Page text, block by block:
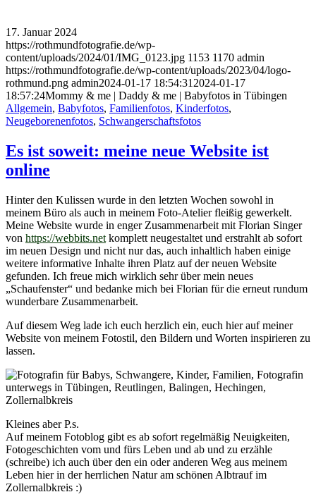
17. Januar 2024
https://rothmundfotografie.de/wp-
content/uploads/2024/01/IMG_0123.jpg 1153 1170 admin
https://rothmundfotografie.de/wp-content/uploads/2023/04/logo-
rothmund.png admin2024-01-17 18:54:31 2024-01-17
18:57:24Mommy & me | Daddy & me | Babyfotos in Tübingen
Allgemein, Babyfotos, Familienfotos, Kinderfotos,
Neugeborenenfotos, Schwangerschaftsfotos
Es ist soweit: meine neue Website ist
online
Hinter den Kulissen wurde in den letzten Wochen sowohl in
meinem Büro als auch in meinem Foto-Atelier fleißig gewerkelt.
Meine Website wurde in enger Zusammenarbeit mit Florian Singer
von https://webbits.net komplett neugestaltet und erstrahlt ab sofort
im neuen Design und nicht nur das, auch inhaltlich haben einige
weitere informative Inhalte ihren Platz auf der neuen Website
gefunden. Ich freue mich wirklich sehr über mein neues
„Schaufenster“ und bedanke mich bei Florian für die erneut rundum
wunderbare Zusammenarbeit.
Auf diesem Weg lade ich euch herzlich ein, euch hier auf meiner
Website von meinem Fotostil, den Bildern und Worten inspirieren zu
lassen.
Kleines aber P.s.
Auf meinem Fotoblog gibt es ab sofort regelmäßig Neuigkeiten,
Fotogeschichten vom und fürs Leben und ab und zu erzähle
(schreibe) ich auch über den ein oder anderen Weg aus meinem
Leben hier in der herrlichen Natur am schönen Albtrauf im
Zollernalbkreis :)